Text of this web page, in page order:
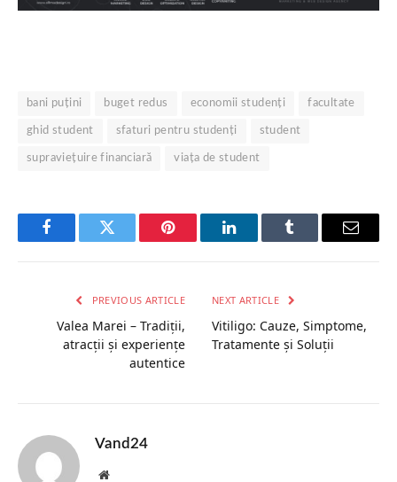
bani puțini buget redus economii studenți facultate
ghid student sfaturi pentru studenți student
supraviețuire financiară viața de student
FacebookTwitter Pinterest LinkedInTumblr Email
PREVIOUS ARTICLE
Valea Marei – Tradiții,
atracții și experiențe
autentice
NEXT ARTICLE
Vitiligo: Cauze, Simptome,
Tratamente și Soluții
Vand24
Website